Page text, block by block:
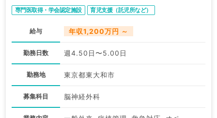
専門医取得・学会認定施設 育児支援（託児所など）
給与 年収1,200万円 ～
勤務日数 週4.50日〜5.00日
勤務地 東京都東大和市
募集科目 脳神経外科